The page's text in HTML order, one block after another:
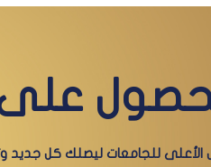
على
للجامعات ليصلك كل جديد